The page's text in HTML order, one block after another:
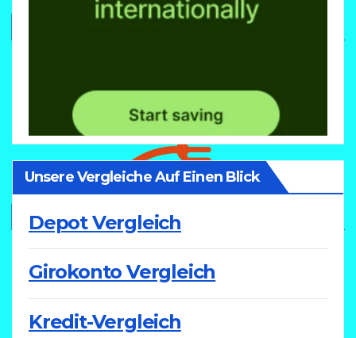
Unsere Vergleiche Auf Einen Blick
Depot Vergleich
Girokonto Vergleich
Kredit-Vergleich